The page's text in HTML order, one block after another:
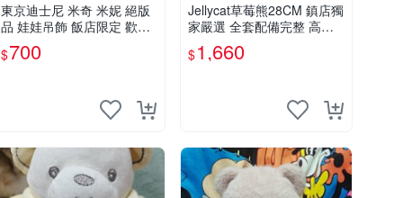
東京迪士尼 米奇 米妮 絕版
品 娃娃吊飾 飯店限定 歡樂
滿人間 復活節
$700
Jellycat草莓熊28CM 鎮店獨
家嚴選 全套配備完整 高品
質收藏好物 紋章 玩具熊 定
制熊
$1,660